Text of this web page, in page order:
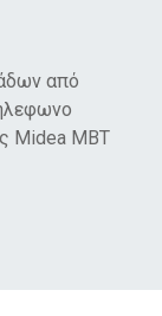
από
Midea MBT